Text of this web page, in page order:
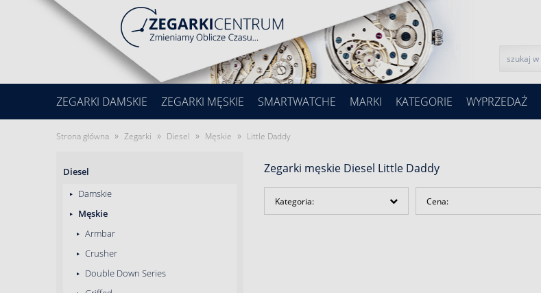
ZEGARKI DAMSKIE ZEGARKI MĘSKIE SMARTWATCHE MARKI KATEGORIE WYPRZEDAŻ
Strona główna » Zegarki » Diesel » Męskie » Little Daddy
Diesel
Damskie
Męskie
Armbar
Crusher
Double Down Series
Zegarki męskie Diesel Little Daddy
Kategoria: Cena: